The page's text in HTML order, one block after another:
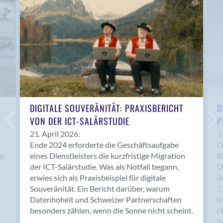
Anwil
Appenzell
Au SG
Baar
Baden
Balsthal
Balzers
Basel
Bassersdorf
Belp
Bendern
Benken (SG)
Bergdietikon
Berlin
Bern
Bern - Liebefeld
DIGITALE SOUVERÄNITÄT: PRAXISBERICHT
VON DER ICT-SALÄRSTUDIE
21. April 2026:
Ende 2024 erforderte die Geschäftsaufgabe
eines Dienstleisters die kurzfristige Migration
der ICT-Salärstudie. Was als Notfall begann,
erwies sich als Praxisbeispiel für digitale
Souveränität. Ein Bericht darüber, warum
Datenhoheit und Schweizer Partnerschaften
besonders zählen, wenn die Sonne nicht scheint.